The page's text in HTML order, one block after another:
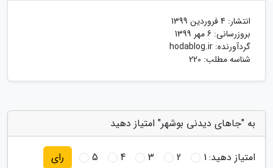
انتشار: 4 فروردین 1399
بروزرسانی: 6 مهر 1399
گردآورنده: hodablog.ir
شناسه مطلب: 220
به "جاهای دیدنی بوشهر" امتیاز دهید
امتیاز دهید:1
2
3
4
5 رای